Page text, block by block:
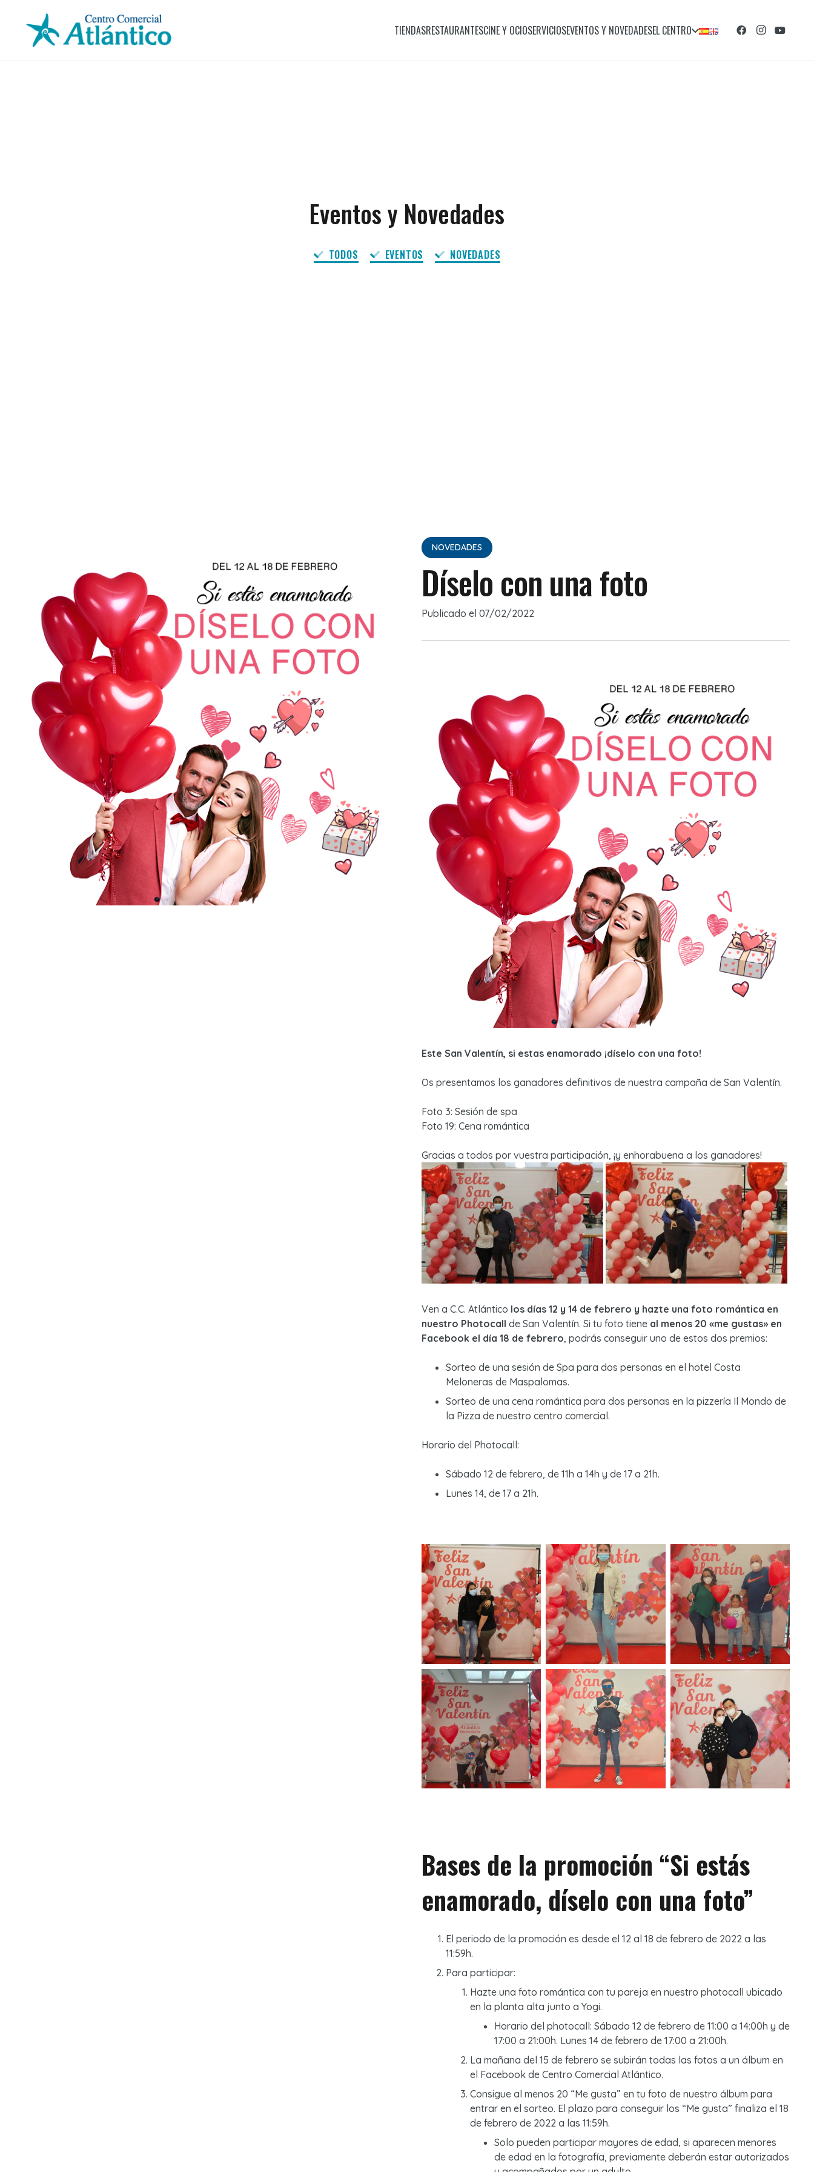
TIENDASRESTAURANTESCINE Y OCIOSERVICIOSEVENTOS Y NOVEDADESEL CENTRO
Eventos y Novedades
TODOS EVENTOS NOVEDADES
NOVEDADES
Díselo con una foto
Publicado el 07/02/2022
Este San Valentín, si estas enamorado ¡díselo con una foto!
Os presentamos los ganadores definitivos de nuestra campaña de San Valentín.
Foto 3: Sesión de spa
Foto 19: Cena romántica
Gracias a todos por vuestra participación, ¡y enhorabuena a los ganadores!
Ven a C.C. Atlántico los días 12 y 14 de febrero y hazte una foto romántica en
nuestro Photocall de San Valentín. Si tu foto tiene al menos 20 «me gustas» en
Facebook el día 18 de febrero, podrás conseguir uno de estos dos premios:
Sorteo de una sesión de Spa para dos personas en el hotel Costa
Meloneras de Maspalomas.
Sorteo de una cena romántica para dos personas en la pizzería Il Mondo de
la Pizza de nuestro centro comercial.
Horario del Photocall:
Sábado 12 de febrero, de 11h a 14h y de 17 a 21h.
Lunes 14, de 17 a 21h.
Bases de la promoción “Si estás
enamorado, díselo con una foto”
El periodo de la promoción es desde el 12 al 18 de febrero de 2022 a las
11:59h.
Para participar:
Hazte una foto romántica con tu pareja en nuestro photocall ubicado
en la planta alta junto a Yogi.
Horario del photocall: Sábado 12 de febrero de 11:00 a 14:00h y de
17:00 a 21:00h. Lunes 14 de febrero de 17:00 a 21:00h.
La mañana del 15 de febrero se subirán todas las fotos a un álbum en
el Facebook de Centro Comercial Atlántico.
Consigue al menos 20 “Me gusta” en tu foto de nuestro álbum para
entrar en el sorteo. El plazo para conseguir los “Me gusta” finaliza el 18
de febrero de 2022 a las 11:59h.
Solo pueden participar mayores de edad, si aparecen menores
de edad en la fotografía, previamente deberán estar autorizados